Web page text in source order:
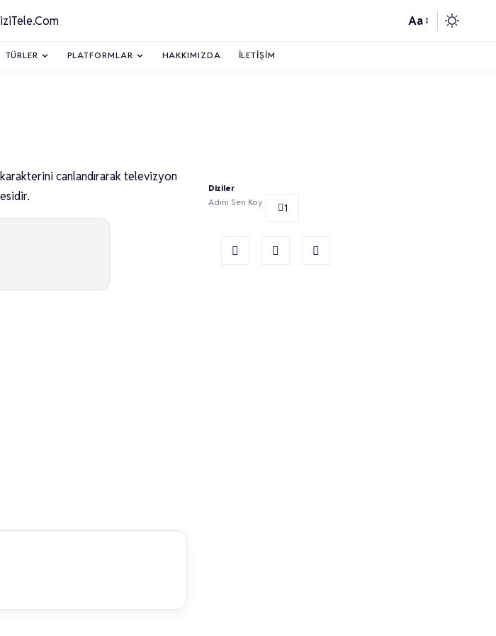
Font
Aa
TÜRLER PLATFORMLAR HAKKIMIZDA İLETIŞIM
karakterini canlandırarak televizyon
Diziler
Adını Sen Koy
1